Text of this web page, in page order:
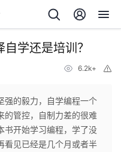
学还是培训？
6.2k+
强的毅力，自学编程一个
的管控，自制力差的很难
书开始学习编程，学了没
看见已经是几个月或者半